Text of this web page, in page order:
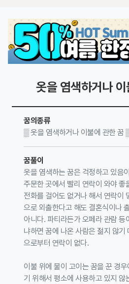
옷을 염색하거나
꿈의종류
▒ 옷을 염색하거나 이불에 관한 꿈
꿈풀이
옷을 염색하는 꿈은 걱정하고 있음
주문한 곳에서 빨리 연락이 와야 좋
전화를 걸어도 없거나 해서 연락이
으로 외출한다고 해도 결혼식이나
아니다. 파티라든가 오페라 관람 등
냐하면 꿈에 나온 사람은 젊지 않기
으로부터 연락이 없다.
이불 위에 물이 고이는 꿈을 꾼 경
기 위해서 평소에 사용하고 있지 않